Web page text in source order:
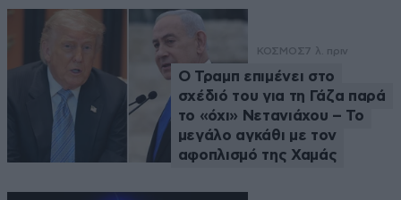
ΚΟΣΜΟΣ7 λ. πριν
Ο Τραμπ επιμένει στο
σχέδιό του για τη Γάζα παρά
το «όχι» Νετανιάχου – Το
μεγάλο αγκάθι με τον
αφοπλισμό της Χαμάς